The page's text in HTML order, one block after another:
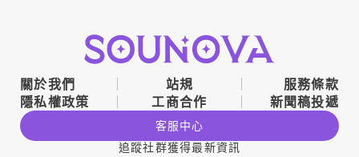
關於我們 站規
服務條款
隱私權政策
工商合作 新聞稿投遞
客服中心
追蹤社群獲得最新資訊